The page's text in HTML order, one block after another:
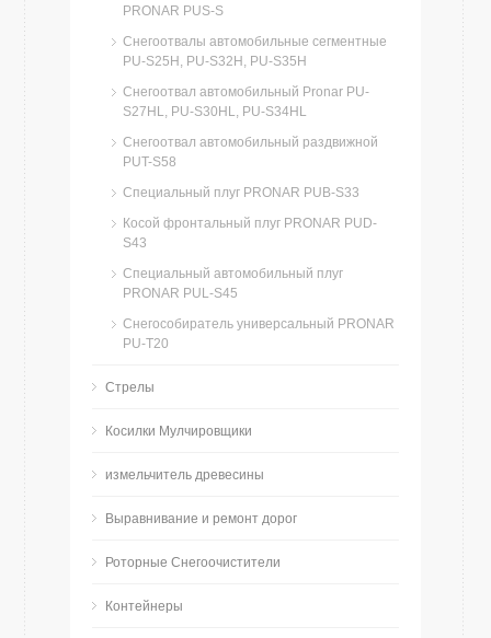
PRONAR PUS-S
Снегоотвалы автомобильные сегментные
PU-S25H, PU-S32H, PU-S35H
Cнегоотвал автомобильный Pronar PU-
S27HL, PU-S30HL, PU-S34HL
Cнегоотвал автомобильный раздвижной
PUT-S58
Специальный плуг PRONAR PUB-S33
Косой фронтальный плуг PRONAR PUD-
S43
Специальный автомобильный плуг
PRONAR PUL-S45
Снегособиратель универсальный PRONAR
PU-Т20
Стрелы
Косилки Мулчировщики
измельчитель древесины
Bыравнивание и ремонт дорог
Роторные Снегоочистители
Контейнеры